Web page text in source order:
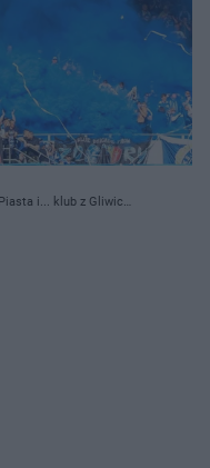
i... klub z Gliwic